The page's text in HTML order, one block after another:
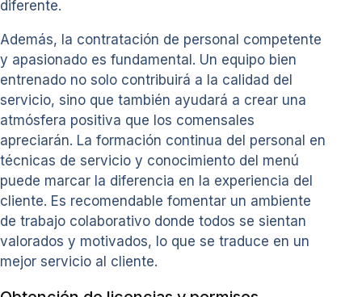
diferente.
Además, la contratación de personal competente
y apasionado es fundamental. Un equipo bien
entrenado no solo contribuirá a la calidad del
servicio, sino que también ayudará a crear una
atmósfera positiva que los comensales
apreciarán. La formación continua del personal en
técnicas de servicio y conocimiento del menú
puede marcar la diferencia en la experiencia del
cliente. Es recomendable fomentar un ambiente
de trabajo colaborativo donde todos se sientan
valorados y motivados, lo que se traduce en un
mejor servicio al cliente.